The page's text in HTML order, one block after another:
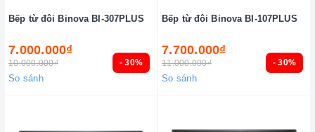
- 30%
Bếp từ đôi Binova BI-307PLUS
7.000.000₫
10.000.000₫
So sánh
- 30%
Bếp từ đôi Binova BI-107PLUS
7.700.000₫
11.000.000₫
So sánh